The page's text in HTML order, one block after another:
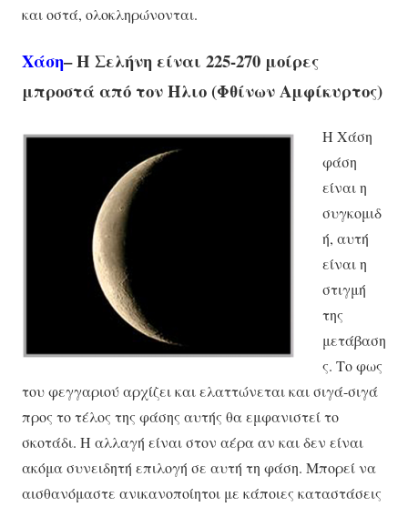
και οστά, ολοκληρώνονται.
Χάση– Η Σελήνη είναι 225-270 μοίρες
μπροστά από τον Ήλιο (Φθίνων Αμφίκυρτος)
Η Χάση
φάση
είναι η
συγκομιδ
ή, αυτή
είναι η
στιγμή
της
μετάβαση
ς. Το φως
του φεγγαριού αρχίζει και ελαττώνεται και σιγά-σιγά
προς το τέλος της φάσης αυτής θα εμφανιστεί το
σκοτάδι. Η αλλαγή είναι στον αέρα αν και δεν είναι
ακόμα συνειδητή επιλογή σε αυτή τη φάση. Μπορεί να
αισθανόμαστε ανικανοποίητοι με κάποιες καταστάσεις